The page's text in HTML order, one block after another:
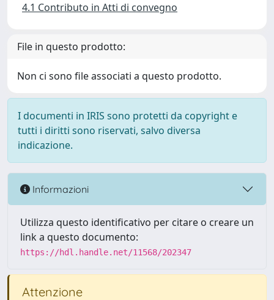
4.1 Contributo in Atti di convegno
File in questo prodotto:
Non ci sono file associati a questo prodotto.
I documenti in IRIS sono protetti da copyright e
tutti i diritti sono riservati, salvo diversa
indicazione.
Informazioni
Utilizza questo identificativo per citare o creare un
link a questo documento:
https://hdl.handle.net/11568/202347
Attenzione